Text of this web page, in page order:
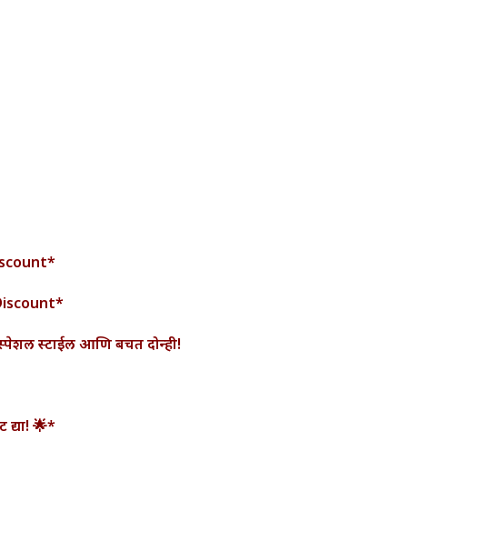
स्टाईल आणि बचत दोन्ही!
🌟*